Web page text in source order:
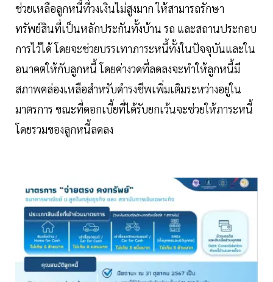
ช่วยเหลือลูกหนี้ที่วงเงินไม่สูงมาก ให้สามารถรักษา
ทรัพย์สินที่เป็นหลักประกันทั้งบ้าน รถ และสถานประกอบ
การไว้ได้ โดยจะช่วยบรรเทาภาระหนี้ทั้งในปัจจุบันและใน
อนาคตให้กับลูกหนี้ โดยค่างวดที่ลดลงจะทำให้ลูกหนี้มี
สภาพคล่องเหลือสำหรับดำรงชีพเพิ่มเติมระหว่างอยู่ใน
มาตรการ ขณะที่ดอกเบี้ยที่ได้รับยกเว้นจะช่วยให้ภาระหนี้
โดยรวมของลูกหนี้ลดลง